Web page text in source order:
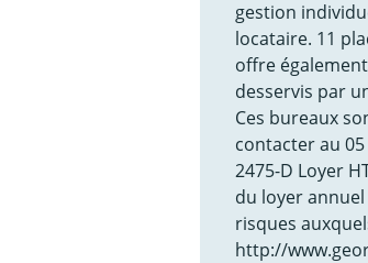
gestion
locataire. 11
offre
desservis par
Ces bureaux
contacter au
2475-D Loyer
du loyer
risques
http://